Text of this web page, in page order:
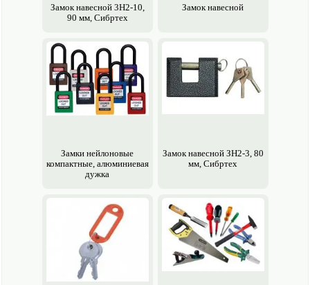
Замок навесной 3Н2-10,
90 мм, Сибртех
Замок навесной
Замки нейлоновые
компактные, алюминиевая
дужка
Замок навесной ЗН2-3, 80
мм, Сибртех